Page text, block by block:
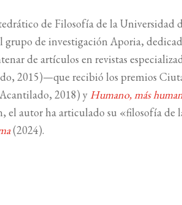
de Filosofía de la Universidad
grupo de investigación Aporia,
de artículos en revistas
2015)—que recibió los premios
2018) y Humano, más
el autor ha articulado su «filosofía
(2024).